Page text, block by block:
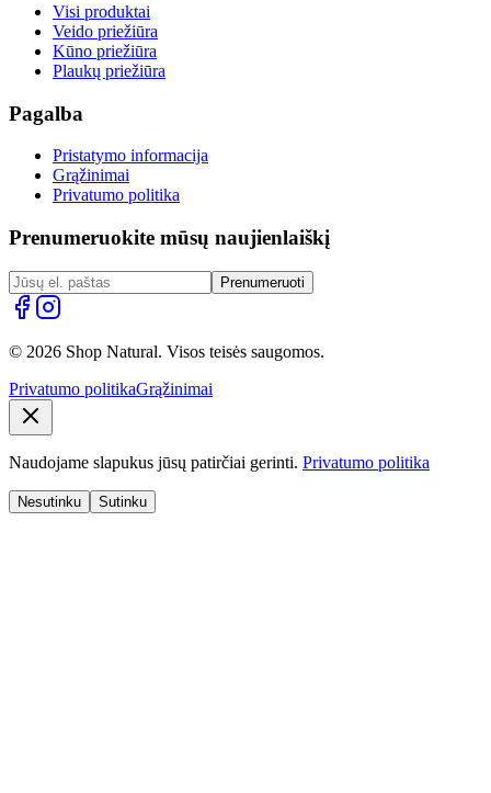
Visi produktai
Veido priežiūra
Kūno priežiūra
Plaukų priežiūra
Pagalba
Pristatymo informacija
Grąžinimai
Privatumo politika
Prenumeruokite mūsų naujienlaiškį
Prenumeruoti
© 2026 Shop Natural. Visos teisės saugomos.
Privatumo politikaGrąžinimai
Naudojame slapukus jūsų patirčiai gerinti. Privatumo politika
Nesutinku Sutinku